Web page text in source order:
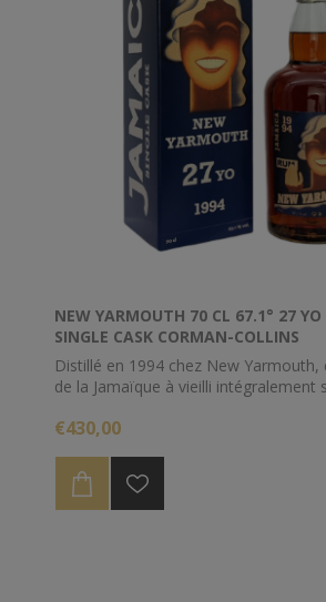
NEW YARMOUTH 70 CL 67.1° 27
SINGLE CASK CORMAN-COLLINS
Distillé en 1994 chez New Yarmouth,
de la Jamaïque à vieilli intégralement
€430,00